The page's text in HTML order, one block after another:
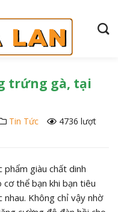
trứng gà, tại
Tin Tức
4736 lượt
giàu chất dinh
thể bạn khi bạn tiêu
Không chỉ vậy nhờ